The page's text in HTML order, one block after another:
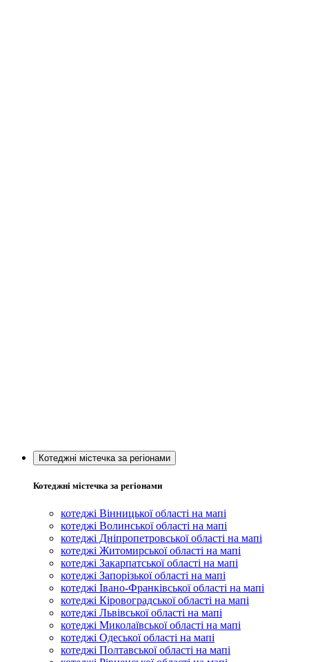
Котеджні містечка за регіонами
Котеджні містечка за регіонами
котеджі Вінницької області на мапі
котеджі Волинської області на мапі
котеджі Дніпропетровської області на мапі
котеджі Житомирської області на мапі
котеджі Закарпатської області на мапі
котеджі Запорізької області на мапі
котеджі Івано-Франківської області на мапі
котеджі Кіровоградської області на мапі
котеджі Львівської області на мапі
котеджі Миколаївської області на мапі
котеджі Одеської області на мапі
котеджі Полтавської області на мапі